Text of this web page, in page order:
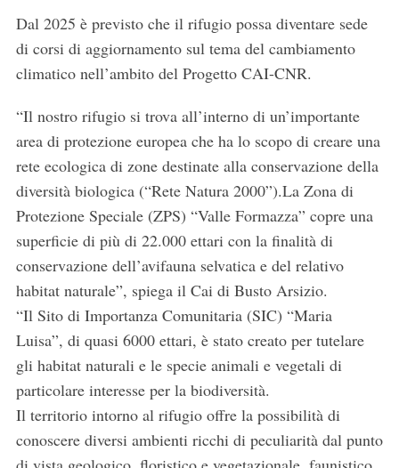
Dal 2025 è previsto che il rifugio possa diventare sede
di corsi di aggiornamento sul tema del cambiamento
climatico nell’ambito del Progetto CAI-CNR.
“Il nostro rifugio si trova all’interno di un’importante
area di protezione europea che ha lo scopo di creare una
rete ecologica di zone destinate alla conservazione della
diversità biologica (“Rete Natura 2000”).La Zona di
Protezione Speciale (ZPS) “Valle Formazza” copre una
superficie di più di 22.000 ettari con la finalità di
conservazione dell’avifauna selvatica e del relativo
habitat naturale”, spiega il Cai di Busto Arsizio.
“Il Sito di Importanza Comunitaria (SIC) “Maria
Luisa”, di quasi 6000 ettari, è stato creato per tutelare
gli habitat naturali e le specie animali e vegetali di
particolare interesse per la biodiversità.
Il territorio intorno al rifugio offre la possibilità di
conoscere diversi ambienti ricchi di peculiarità dal punto